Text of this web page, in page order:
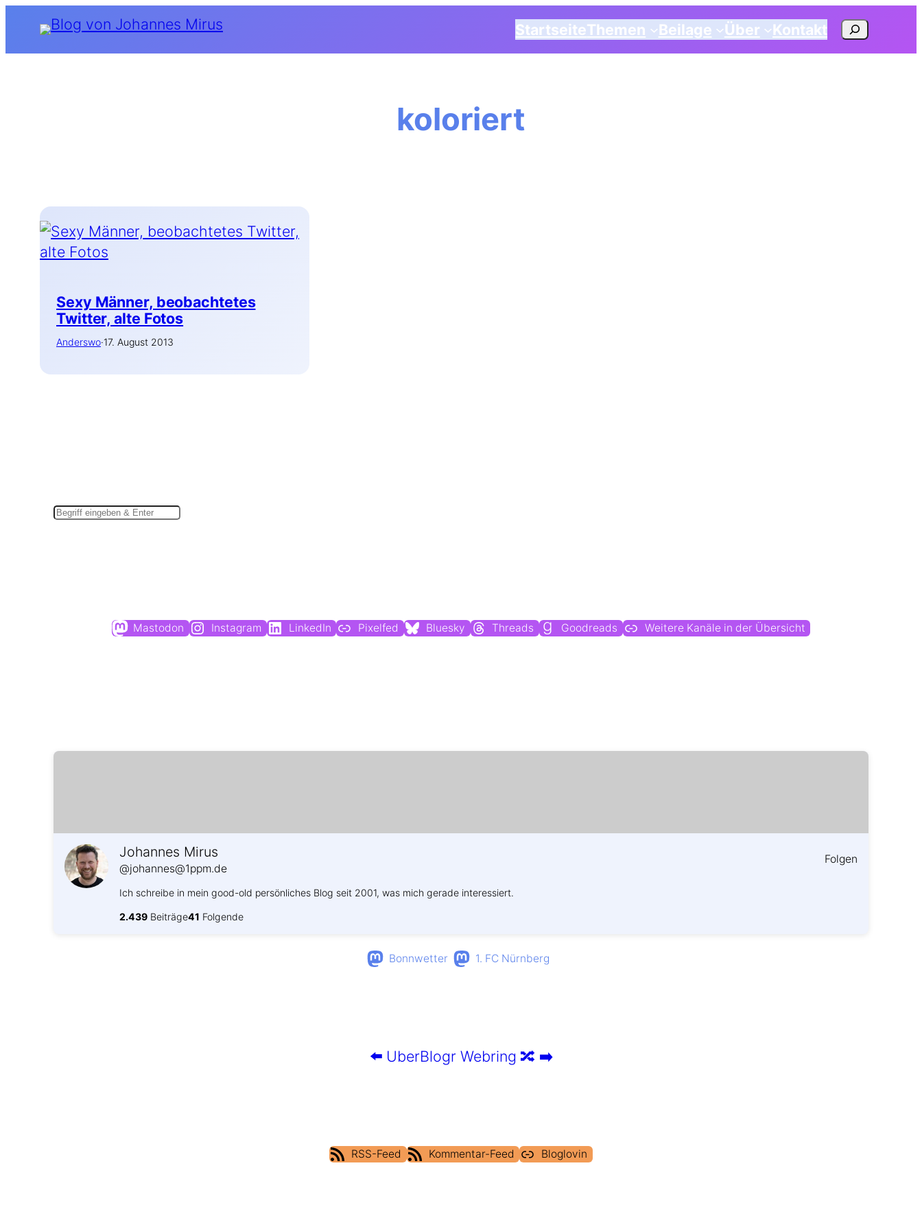
Inhalt
springen
StartseiteThemen Beilage Über Kontakt Suchen
koloriert
Sexy Männer, beobachtetes
Twitter, alte Fotos
Anderswo·17. August 2013
Mastodon Instagram LinkedIn Pixelfed Bluesky Threads Goodreads Weitere Kanäle in der Übersicht
Johannes Mirus
@johannes@1ppm.de
Folgen
Ich schreibe in mein good-old persönliches Blog seit 2001, was mich gerade interessiert.
2.439 Beiträge41 Folgende
Bonnwetter 1. FC Nürnberg
⬅️ UberBlogr Webring 🔀 ➡️
RSS-Feed Kommentar-Feed Bloglovin